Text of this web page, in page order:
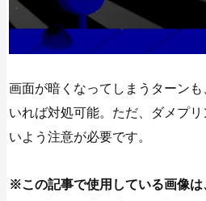
画面が暗くなってしまうターン
いれば対処可能。ただ、ダメプ
いよう注意が必要です。
※この記事で使用している画像